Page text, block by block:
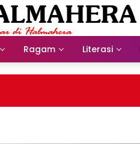
Ragam Literasi